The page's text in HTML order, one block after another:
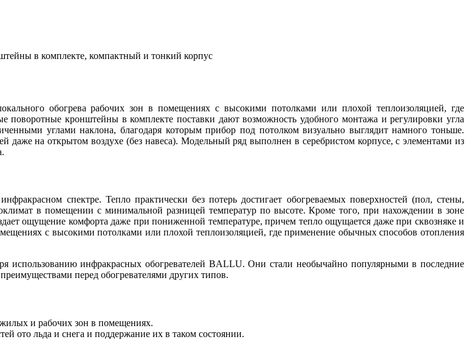
в комплекте, компактный и тонкий корпус
обогрева рабочих зон в помещениях с высокими потолками или плохой теплоизоляцией, где
кронштейны в комплекте поставки дают возможность удобного монтажа и регулировки угла
углами наклона, благодаря которым прибор под потолком визуально выглядит намного тоньше.
даже на открытом воздухе (без навеса). Модельный ряд выполнен в серебристом корпусе, с элементами из
спектре. Тепло практически без потерь достигает обогреваемых поверхностей (пол, стены,
в помещении с минимальной разницей температур по высоте. Кроме того, при нахождении в зоне
ощущение комфорта даже при пониженной температуре, причем тепло ощущается даже при сквозняке и
с высокими потолками или плохой теплоизоляцией, где применение обычных способов отопления
использованию инфракрасных обогревателей BALLU. Они стали необычайно популярными в последние
перед обогревателями других типов.
и рабочих зон в помещениях.
ото льда и снега и поддержание их в таком состоянии.